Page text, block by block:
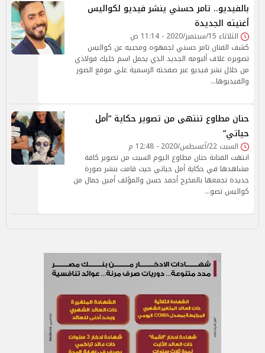
بالفيديو.. تامر حسني ينشر فيديو لكواليس
أغنيته الجديدة
الثلاثاء 15/سبتمبر/2020 - 11:14 ص
كشف الفنان تامر حسني لجمهوه ومحبيه عن كواليس
تصويره غلاف ألبومه الجديد الذي يحمل اسم خليك فولاذي
من خلال نشر فيديو عبر صفحته الرسمية علي موقع الصور
والفيديوها…
حنان مطاوع تنتهى من تصوير حكاية ”أمل
حياتي”
السبت 22/أغسطس/2020 - 12:48 م
انتهت الفنانة حنان مطاوع اليوم السبت من تصوير كافة
مشاهدها في حكاية أمل حياتي حيث قامت بنشر صورة
جديدة تجمعها بالمخرج أحمد حسن والمؤلف أمين جمال من
كواليس تصو…